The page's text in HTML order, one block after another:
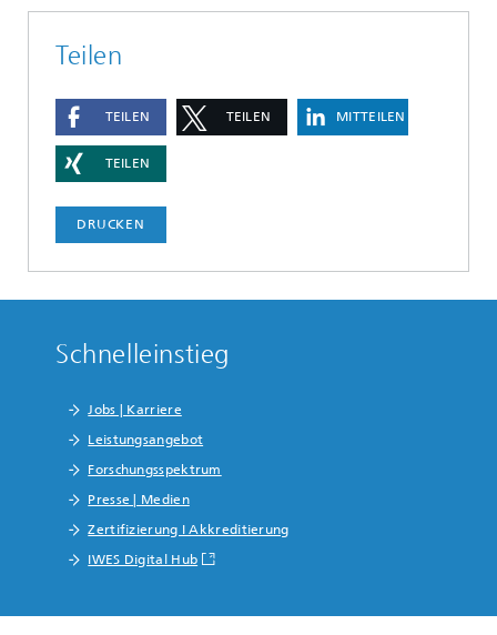
Teilen
TEILEN TEILEN MITTEILEN
TEILEN
DRUCKEN
Schnelleinstieg
Jobs | Karriere
Leistungsangebot
Forschungsspektrum
Presse | Medien
Zertifizierung I Akkreditierung
IWES Digital Hub